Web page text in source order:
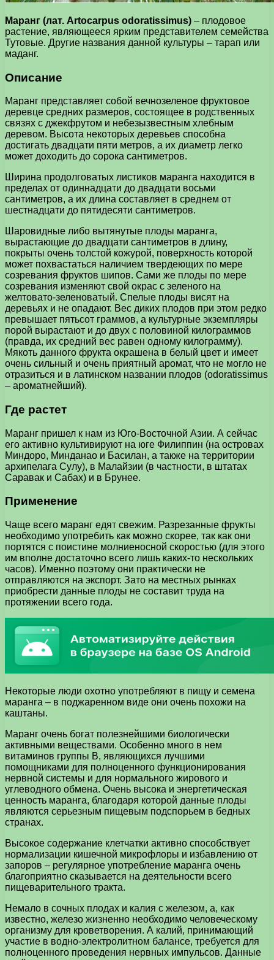
Маранг (лат. Artocarpus odoratissimus) – плодовое
растение, являющееся ярким представителем семейства
Тутовые. Другие названия данной культуры – тарап или
маданг.
Описание
Маранг представляет собой вечнозеленое фруктовое
деревце средних размеров, состоящее в родственных
связях с джекфрутом и небезызвестным хлебным
деревом. Высота некоторых деревьев способна
достигать двадцати пяти метров, а их диаметр легко
может доходить до сорока сантиметров.
Ширина продолговатых листиков маранга находится в
пределах от одиннадцати до двадцати восьми
сантиметров, а их длина составляет в среднем от
шестнадцати до пятидесяти сантиметров.
Шаровидные либо вытянутые плоды маранга,
вырастающие до двадцати сантиметров в длину,
покрыты очень толстой кожурой, поверхность которой
может похвастаться наличием твердеющих по мере
созревания фруктов шипов. Сами же плоды по мере
созревания изменяют свой окрас с зеленого на
желтовато-зеленоватый. Спелые плоды висят на
деревьях и не опадают. Вес диких плодов при этом редко
превышает пятьсот граммов, а культурные экземпляры
порой вырастают и до двух с половиной килограммов
(правда, их средний вес равен одному килограмму).
Мякоть данного фрукта окрашена в белый цвет и имеет
очень сильный и очень приятный аромат, что не могло не
отразиться и в латинском названии плодов (odoratissimus
– ароматнейший).
Где растет
Маранг пришел к нам из Юго-Восточной Азии. А сейчас
его активно культивируют на юге Филиппин (на островах
Миндоро, Минданао и Басилан, а также на территории
архипелага Сулу), в Малайзии (в частности, в штатах
Саравак и Сабах) и в Брунее.
Применение
Чаще всего маранг едят свежим. Разрезанные фрукты
необходимо употребить как можно скорее, так как они
портятся с поистине молниеносной скоростью (для этого
им вполне достаточно всего лишь каких-то нескольких
часов). Именно поэтому они практически не
отправляются на экспорт. Зато на местных рынках
приобрести данные плоды не составит труда на
протяжении всего года.
Некоторые люди охотно употребляют в пищу и семена
маранга – в поджаренном виде они очень похожи на
каштаны.
Маранг очень богат полезнейшими биологически
активными веществами. Особенно много в нем
витаминов группы B, являющихся лучшими
помощниками для полноценного функционирования
нервной системы и для нормального жирового и
углеводного обмена. Очень высока и энергетическая
ценность маранга, благодаря которой данные плоды
являются серьезным пищевым подспорьем в бедных
странах.
Высокое содержание клетчатки активно способствует
нормализации кишечной микрофлоры и избавлению от
запоров – регулярное употребление маранга очень
благоприятно сказывается на деятельности всего
пищеварительного тракта.
Немало в сочных плодах и калия с железом, а, как
известно, железо жизненно необходимо человеческому
организму для кроветворения. А калий, принимающий
участие в водно-электролитном балансе, требуется для
полноценного проведения нервных импульсов. Данные